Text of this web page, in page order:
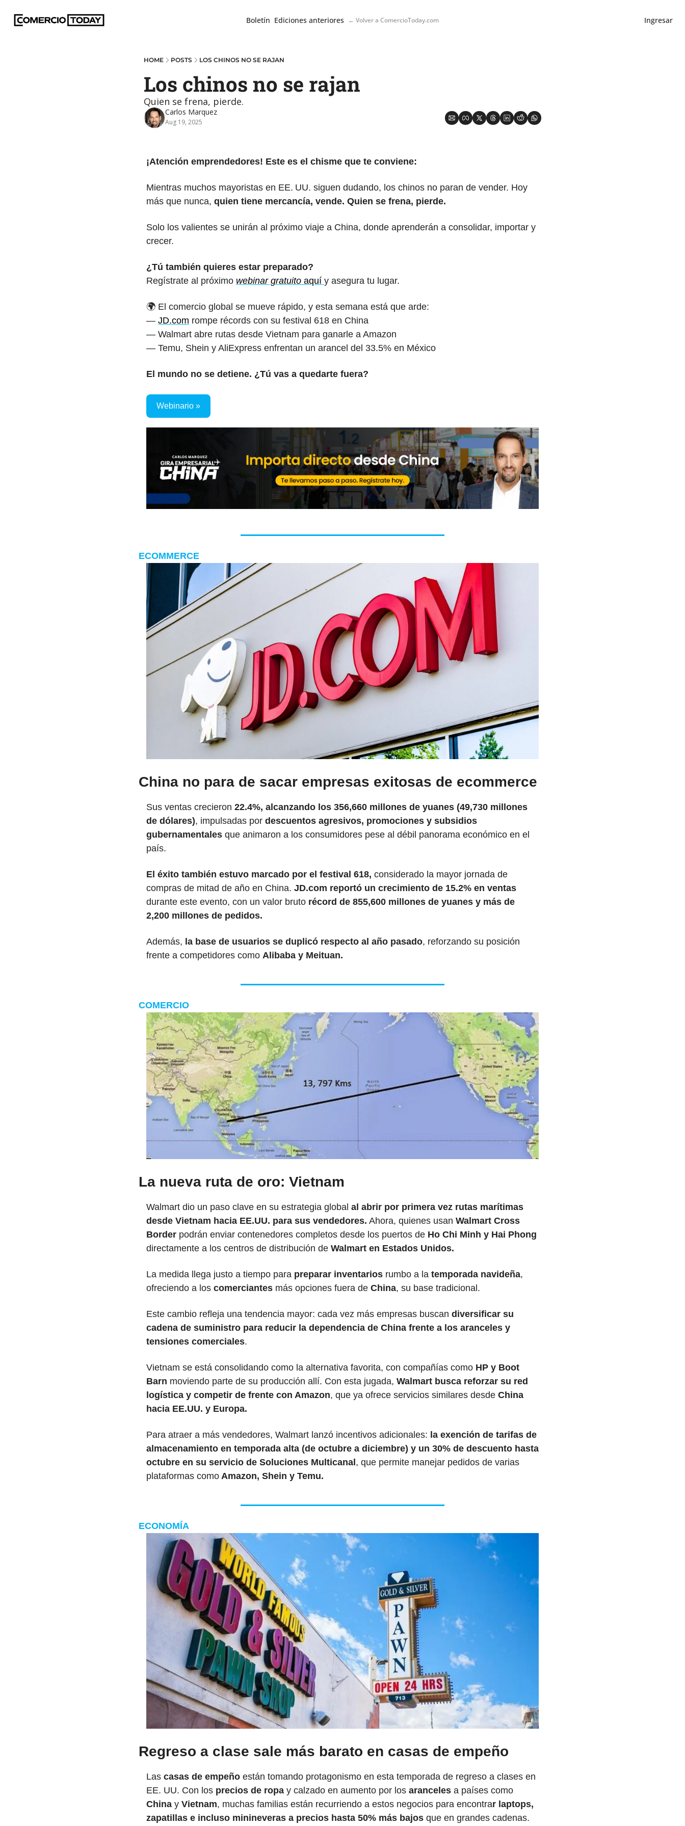
Boletín Ediciones anteriores ← Volver a ComercioToday.com Ingresar
HOME POSTS LOS CHINOS NO SE RAJAN
Los chinos no se rajan
Quien se frena, pierde.
Carlos Marquez
Aug 19, 2025
¡Atención emprendedores! Este es el chisme que te conviene:
Mientras muchos mayoristas en EE. UU. siguen dudando, los chinos no paran de vender. Hoy
más que nunca, quien tiene mercancía, vende. Quien se frena, pierde.
Solo los valientes se unirán al próximo viaje a China, donde aprenderán a consolidar, importar y
crecer.
¿Tú también quieres estar preparado?
Regístrate al próximo webinar gratuito aquí y asegura tu lugar.
🌍 El comercio global se mueve rápido, y esta semana está que arde:
— JD.com rompe récords con su festival 618 en China
— Walmart abre rutas desde Vietnam para ganarle a Amazon
— Temu, Shein y AliExpress enfrentan un arancel del 33.5% en México
El mundo no se detiene. ¿Tú vas a quedarte fuera?
Webinario »
ECOMMERCE
China no para de sacar empresas exitosas de ecommerce
Sus ventas crecieron 22.4%, alcanzando los 356,660 millones de yuanes (49,730 millones
de dólares), impulsadas por descuentos agresivos, promociones y subsidios
gubernamentales que animaron a los consumidores pese al débil panorama económico en el
país.
El éxito también estuvo marcado por el festival 618, considerado la mayor jornada de
compras de mitad de año en China. JD.com reportó un crecimiento de 15.2% en ventas
durante este evento, con un valor bruto récord de 855,600 millones de yuanes y más de
2,200 millones de pedidos.
Además, la base de usuarios se duplicó respecto al año pasado, reforzando su posición
frente a competidores como Alibaba y Meituan.
COMERCIO
La nueva ruta de oro: Vietnam
Walmart dio un paso clave en su estrategia global al abrir por primera vez rutas marítimas
desde Vietnam hacia EE.UU. para sus vendedores. Ahora, quienes usan Walmart Cross
Border podrán enviar contenedores completos desde los puertos de Ho Chi Minh y Hai Phong
directamente a los centros de distribución de Walmart en Estados Unidos.
La medida llega justo a tiempo para preparar inventarios rumbo a la temporada navideña,
ofreciendo a los comerciantes más opciones fuera de China, su base tradicional.
Este cambio refleja una tendencia mayor: cada vez más empresas buscan diversificar su
cadena de suministro para reducir la dependencia de China frente a los aranceles y
tensiones comerciales.
Vietnam se está consolidando como la alternativa favorita, con compañías como HP y Boot
Barn moviendo parte de su producción allí. Con esta jugada, Walmart busca reforzar su red
logística y competir de frente con Amazon, que ya ofrece servicios similares desde China
hacia EE.UU. y Europa.
Para atraer a más vendedores, Walmart lanzó incentivos adicionales: la exención de tarifas de
almacenamiento en temporada alta (de octubre a diciembre) y un 30% de descuento hasta
octubre en su servicio de Soluciones Multicanal, que permite manejar pedidos de varias
plataformas como Amazon, Shein y Temu.
ECONOMÍA
Regreso a clase sale más barato en casas de empeño
Las casas de empeño están tomando protagonismo en esta temporada de regreso a clases en
EE. UU. Con los precios de ropa y calzado en aumento por los aranceles
China y Vietnam, muchas familias están recurriendo a estos negocios para encontrar laptops,
zapatillas e incluso minineveras a precios hasta 50% más bajos que en grandes cadenas.